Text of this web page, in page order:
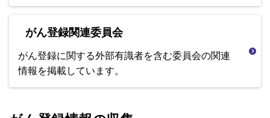
がん登録関連委員会
がん登録に関する外部有識者を含む委員会の関連
情報を掲載しています。